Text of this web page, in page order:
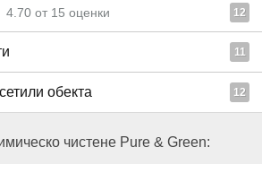
4.70 от 15 оценки 12
11
обекта 12
чистене Pure & Green: